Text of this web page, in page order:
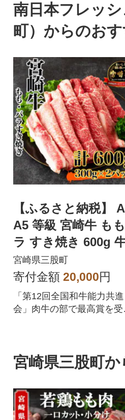
南日本フレッ
町）からのお
【ふるさと納税】
A5 等級 宮崎牛 も
ラ すき焼き 600g
冷凍 贈答 日本ハム
宮崎県三股町
寄付金額 20,000円
「第12回全国和牛能力共進
会」肉牛の部で最高賞を受
宮崎県三股町